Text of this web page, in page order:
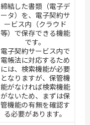
締結した書類（電子デ
ータ）を、電子契約サ
ービス内（クラウド
等）で保存できる機能
です。
電子契約サービス内で
電帳法に対応するため
には、検索機能が必要
となりますが、保管機
能がなければ検索機能
がないため、まずは保
管機能の有無を確認す
る必要があります。